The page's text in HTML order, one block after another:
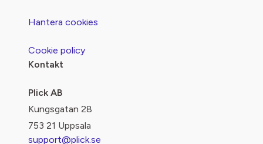
Hantera cookies
Cookie policy
Kontakt
Plick AB
Kungsgatan 28
753 21 Uppsala
support@plick.se